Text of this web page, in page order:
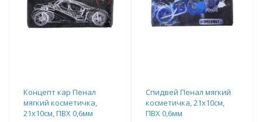
Концепт кар Пенал
мягкий косметичка,
21х10см, ПВХ 0,6мм
Спидвей Пенал мягкий
косметичка, 21х10см,
ПВХ 0,6мм